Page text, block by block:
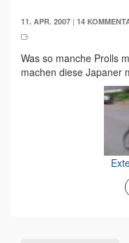
11. APR. 2007 | 14
Was so manche Prolls
machen diese Japaner